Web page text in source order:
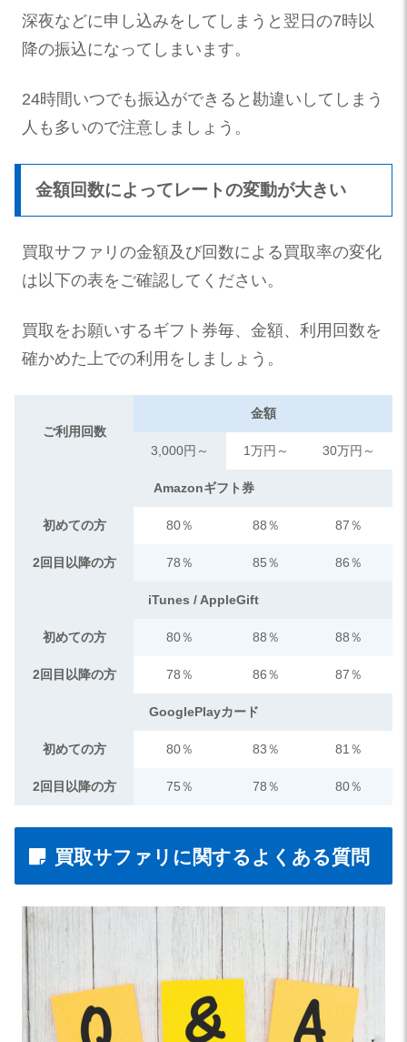
深夜などに申し込みをしてしまうと翌日の7時以
降の振込になってしまいます。
24時間いつでも振込ができると勘違いしてしまう
人も多いので注意しましょう。
金額回数によってレートの変動が大きい
買取サファリの金額及び回数による買取率の変化
は以下の表をご確認してください。
買取をお願いするギフト券毎、金額、利用回数を
確かめた上での利用をしましょう。
ご利用回数
金額
3,000円～ 1万円～ 30万円～
Amazonギフト券
初めての方 80％ 88％ 87％
2回目以降の方 78％ 85％ 86％
iTunes / AppleGift
初めての方 80％ 88％ 88％
2回目以降の方 78％ 86％ 87％
GooglePlayカード
初めての方 80％ 83％ 81％
2回目以降の方 75％ 78％ 80％
買取サファリに関するよくある質問